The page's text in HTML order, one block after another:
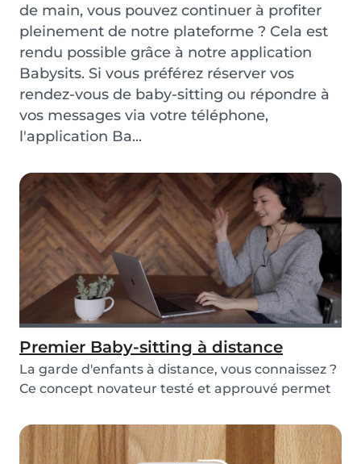
de main, vous pouvez continuer à profiter
pleinement de notre plateforme ? Cela est
rendu possible grâce à notre application
Babysits. Si vous préférez réserver vos
rendez-vous de baby-sitting ou répondre à
vos messages via votre téléphone,
l'application Ba...
Premier Baby-sitting à distance
La garde d'enfants à distance, vous connaissez ?
Ce concept novateur testé et approuvé permet